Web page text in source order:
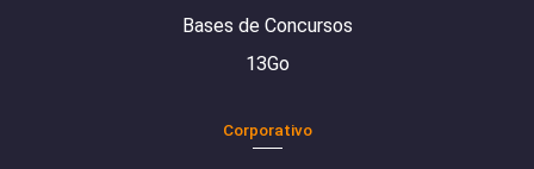
Bases de Concursos
13Go
Corporativo